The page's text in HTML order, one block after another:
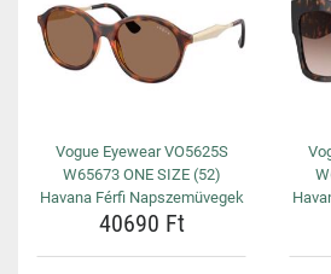
Vogue Eyewear VO5625S
W65673 ONE SIZE (52)
Havana Férfi Napszemüvegek
40690 Ft